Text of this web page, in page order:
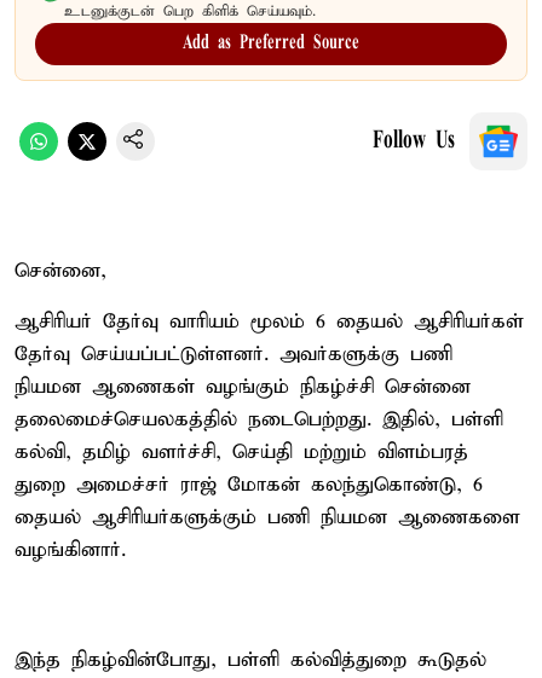
உடனுக்குடன் பெற கிளிக் செய்யவும்.
Add as Preferred Source
Follow Us
சென்னை,
ஆசிரியர் தேர்வு வாரியம் மூலம் 6 தையல் ஆசிரியர்கள்
தேர்வு செய்யப்பட்டுள்ளனர். அவர்களுக்கு பணி
நியமன ஆணைகள் வழங்கும் நிகழ்ச்சி சென்னை
தலைமைச்செயலகத்தில் நடைபெற்றது. இதில், பள்ளி
கல்வி, தமிழ் வளர்ச்சி, செய்தி மற்றும் விளம்பரத்
துறை அமைச்சர் ராஜ் மோகன் கலந்துகொண்டு, 6
தையல் ஆசிரியர்களுக்கும் பணி நியமன ஆணைகளை
வழங்கினார்.
இந்த நிகழ்வின்போது, பள்ளி கல்வித்துறை கூடுதல்